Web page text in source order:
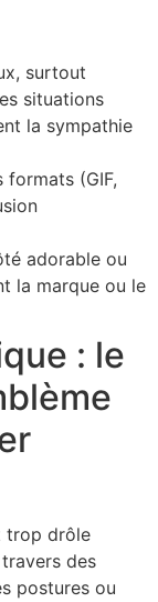
surtout
situations
la sympathie
formats (GIF,
adorable ou
la marque ou le
: le
trop drôle
des
postures ou